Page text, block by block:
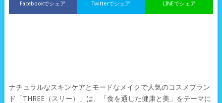
Facebookでシェア LINEでシェア
Twitterでシェア
ナチュラルなスキンケアとモードなメイクで人気のコスメブラン
ド「THREE（スリー）」は、「食を通した健康と美」をテーマに